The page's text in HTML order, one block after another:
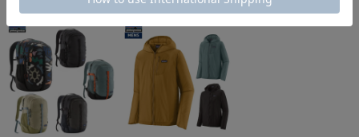
TERREBONNE
JOGGERS
ル・デイリー・シャツ
Patagonia Sleeveless
5,610円（税込）